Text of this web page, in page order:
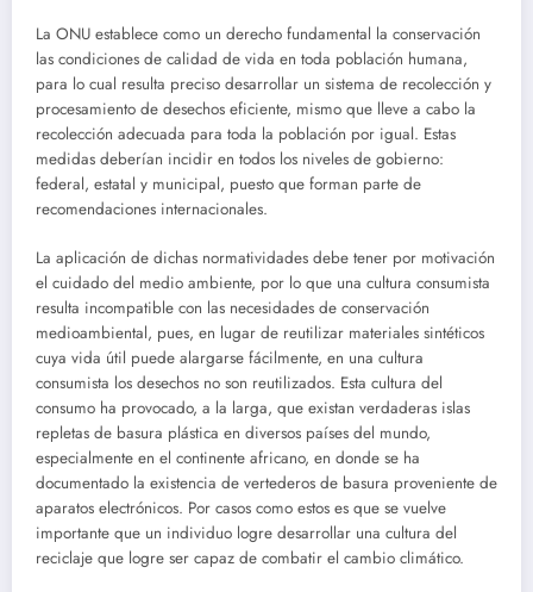
La ONU establece como un derecho fundamental la conservación
las condiciones de calidad de vida en toda población humana,
para lo cual resulta preciso desarrollar un sistema de recolección y
procesamiento de desechos eficiente, mismo que lleve a cabo la
recolección adecuada para toda la población por igual. Estas
medidas deberían incidir en todos los niveles de gobierno:
federal, estatal y municipal, puesto que forman parte de
recomendaciones internacionales.
La aplicación de dichas normatividades debe tener por motivación
el cuidado del medio ambiente, por lo que una cultura consumista
resulta incompatible con las necesidades de conservación
medioambiental, pues, en lugar de reutilizar materiales sintéticos
cuya vida útil puede alargarse fácilmente, en una cultura
consumista los desechos no son reutilizados. Esta cultura del
consumo ha provocado, a la larga, que existan verdaderas islas
repletas de basura plástica en diversos países del mundo,
especialmente en el continente africano, en donde se ha
documentado la existencia de vertederos de basura proveniente de
aparatos electrónicos. Por casos como estos es que se vuelve
importante que un individuo logre desarrollar una cultura del
reciclaje que logre ser capaz de combatir el cambio climático.